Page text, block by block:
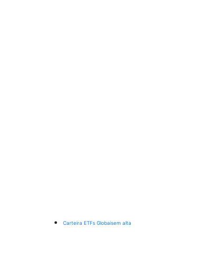
Carteira ETFs Globaisem alta